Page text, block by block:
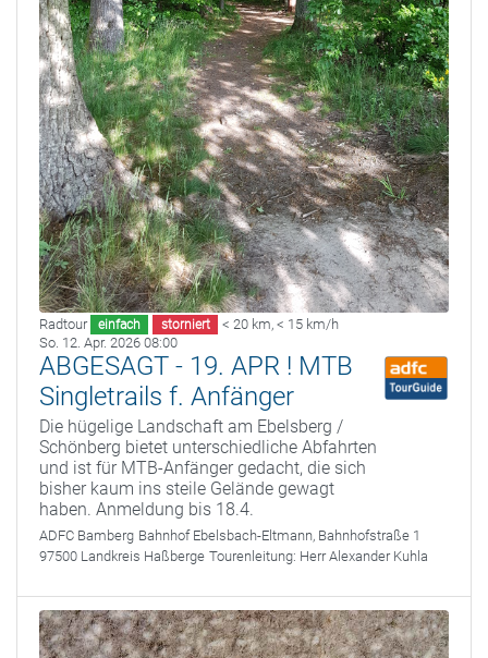
Radtour einfach storniert < 20 km, < 15 km/h
So. 12. Apr. 2026 08:00
ABGESAGT - 19. APR ! MTB
Singletrails f. Anfänger
Die hügelige Landschaft am Ebelsberg /
Schönberg bietet unterschiedliche Abfahrten
und ist für MTB-Anfänger gedacht, die sich
bisher kaum ins steile Gelände gewagt
haben. Anmeldung bis 18.4.
ADFC Bamberg Bahnhof Ebelsbach-Eltmann, Bahnhofstraße 1
97500 Landkreis Haßberge Tourenleitung: Herr Alexander Kuhla